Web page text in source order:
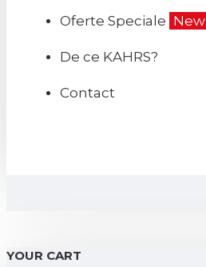
Oferte Speciale New
De ce KAHRS?
Contact
YOUR CART